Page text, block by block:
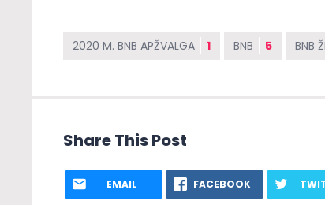
2020 M. BNB APŽVALGA 1 BNB 5 BNB
Share This Post
EMAIL FACEBOOK